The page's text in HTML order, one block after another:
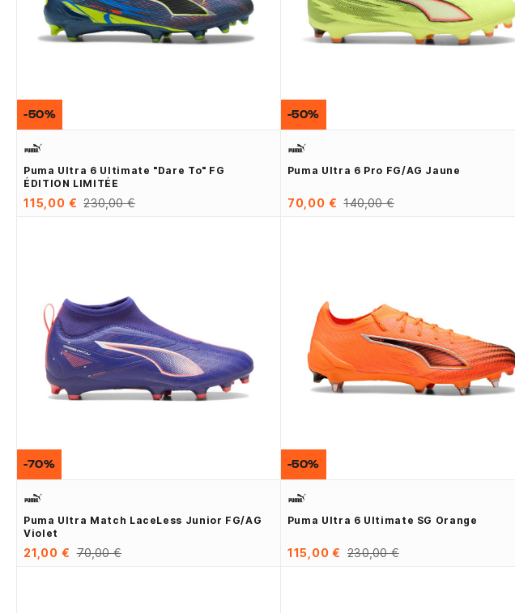
Puma Ultra 6 Ultimate "Dare To" FG
ÉDITION LIMITÉE
115,00 € 230,00 €
-50%
Puma Ultra 6 Pro FG/AG Jaune
70,00 € 140,00 €
-50%
Puma Ultra Match LaceLess Junior FG/AG
Violet
21,00 € 70,00 €
-70%
Puma Ultra 6 Ultimate SG Orange
115,00 € 230,00 €
-50%